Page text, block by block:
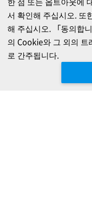
서 확인해 주십시오. 또
해 주십시오. 「동의합
의 Cookie와 그 외의
로 간주됩니다.